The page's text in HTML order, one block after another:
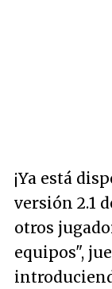
¡Ya está
versión 2.1
otros
equipos",